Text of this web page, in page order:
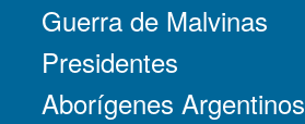
Guerra de Malvinas
Presidentes
Aborígenes Argentinos